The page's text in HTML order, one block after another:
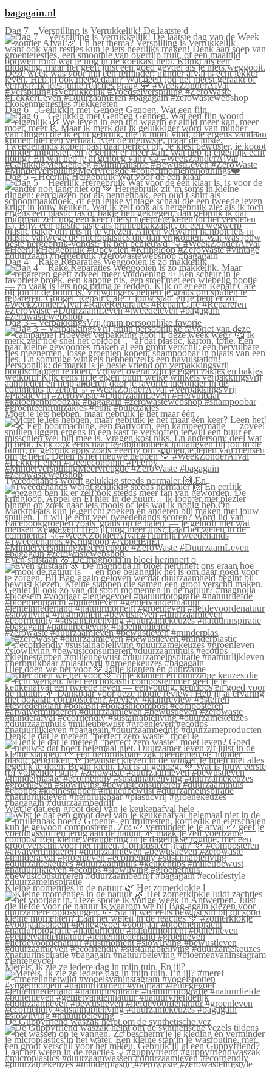
bagagain.nl
Dag 7 – Verspilling is Verrukkelijk! De laatste d
Dag 6 – Gelukkig met Genoeg Genoeg. Wat een fijn
Dag 5 – Heerlijk Hergebruik Wat voor de één klaar
Dag 4 – Rake Reparaties Weggooien is zo makkelijk
Dag 3 – VerpakkingsVrij (mijn persoonlijke favorie
Moet je iets hebben, maar gebruik je het maar één
Tweedehands wordt gelukkig steeds normaler 🙌 En
Even stilstaan 🌸 De magnolia in bloei herinnert o
#zerowaste #duurzaamleven #bewustleven #minderplas
Hier doen we het voor 💚 Blije klanten én duurzame
Denk je dat je meteen “perfect zero waste” moet le
Wist je dat een groot deel van je keukenafval hele
Kleine momentjes in de natuur 🌿 Het zomerklokje l
Merels, ik zie ze iedere dag in mijn tuin. En jij?
De Guppyfriend waszak helpt om de synthetische vez